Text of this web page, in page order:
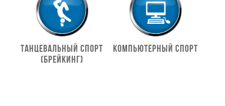
Танцевальный спорт
(Брейкинг)
Компьютерный спорт